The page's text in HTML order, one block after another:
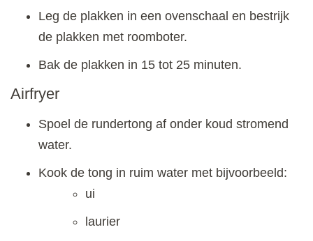
Leg de plakken in een ovenschaal en bestrijk
de plakken met roomboter.
Bak de plakken in 15 tot 25 minuten.
Airfryer
Spoel de rundertong af onder koud stromend
water.
Kook de tong in ruim water met bijvoorbeeld:
ui
laurier